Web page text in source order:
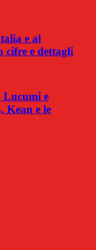
e al
cifre e dettagli
Lucumi e
Kean e le